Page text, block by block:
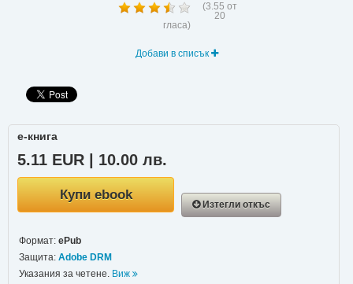
(3.55 от
20
гласа)
Добави в списък
е-книга
5.11 EUR | 10.00 лв.
Купи ebook
Изтегли откъс
Формат: ePub
Защита: Adobe DRM
Указания за четене. Виж